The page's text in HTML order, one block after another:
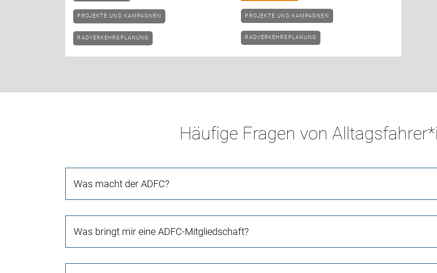
PROJEKTE UND KAMPAGNEN
RADVERKEHRSPLANUNG
PROJEKTE UND KAMPAGNEN
RADVERKEHRSPLANUNG
Häufige Fragen von
Was macht der ADFC?
Was bringt mir eine ADFC-Mitgliedschaft?